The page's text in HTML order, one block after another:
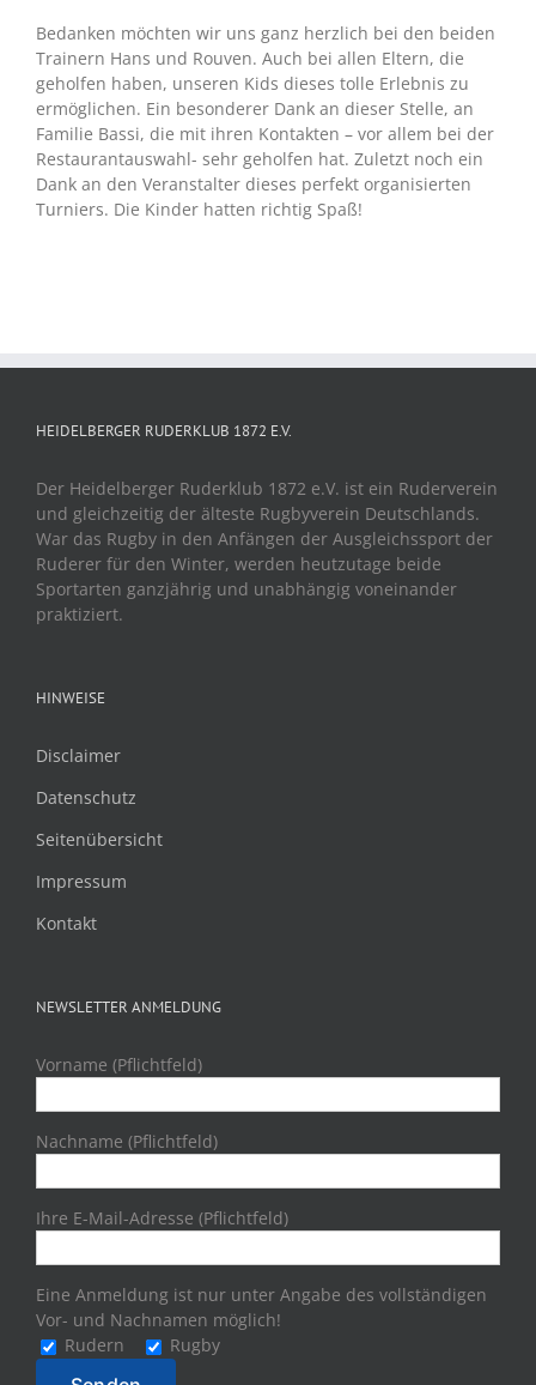
Bedanken möchten wir uns ganz herzlich bei den beiden
Trainern Hans und Rouven. Auch bei allen Eltern, die
geholfen haben, unseren Kids dieses tolle Erlebnis zu
ermöglichen. Ein besonderer Dank an dieser Stelle, an
Familie Bassi, die mit ihren Kontakten – vor allem bei der
Restaurantauswahl- sehr geholfen hat. Zuletzt noch ein
Dank an den Veranstalter dieses perfekt organisierten
Turniers. Die Kinder hatten richtig Spaß!
HEIDELBERGER RUDERKLUB 1872 E.V.
Der Heidelberger Ruderklub 1872 e.V. ist ein Ruderverein
und gleichzeitig der älteste Rugbyverein Deutschlands.
War das Rugby in den Anfängen der Ausgleichssport der
Ruderer für den Winter, werden heutzutage beide
Sportarten ganzjährig und unabhängig voneinander
praktiziert.
HINWEISE
Disclaimer
Datenschutz
Seitenübersicht
Impressum
Kontakt
NEWSLETTER ANMELDUNG
Vorname (Pflichtfeld)
Nachname (Pflichtfeld)
Ihre E-Mail-Adresse (Pflichtfeld)
Eine Anmeldung ist nur unter Angabe des vollständigen
Vor- und Nachnamen möglich!
Rudern
Rugby